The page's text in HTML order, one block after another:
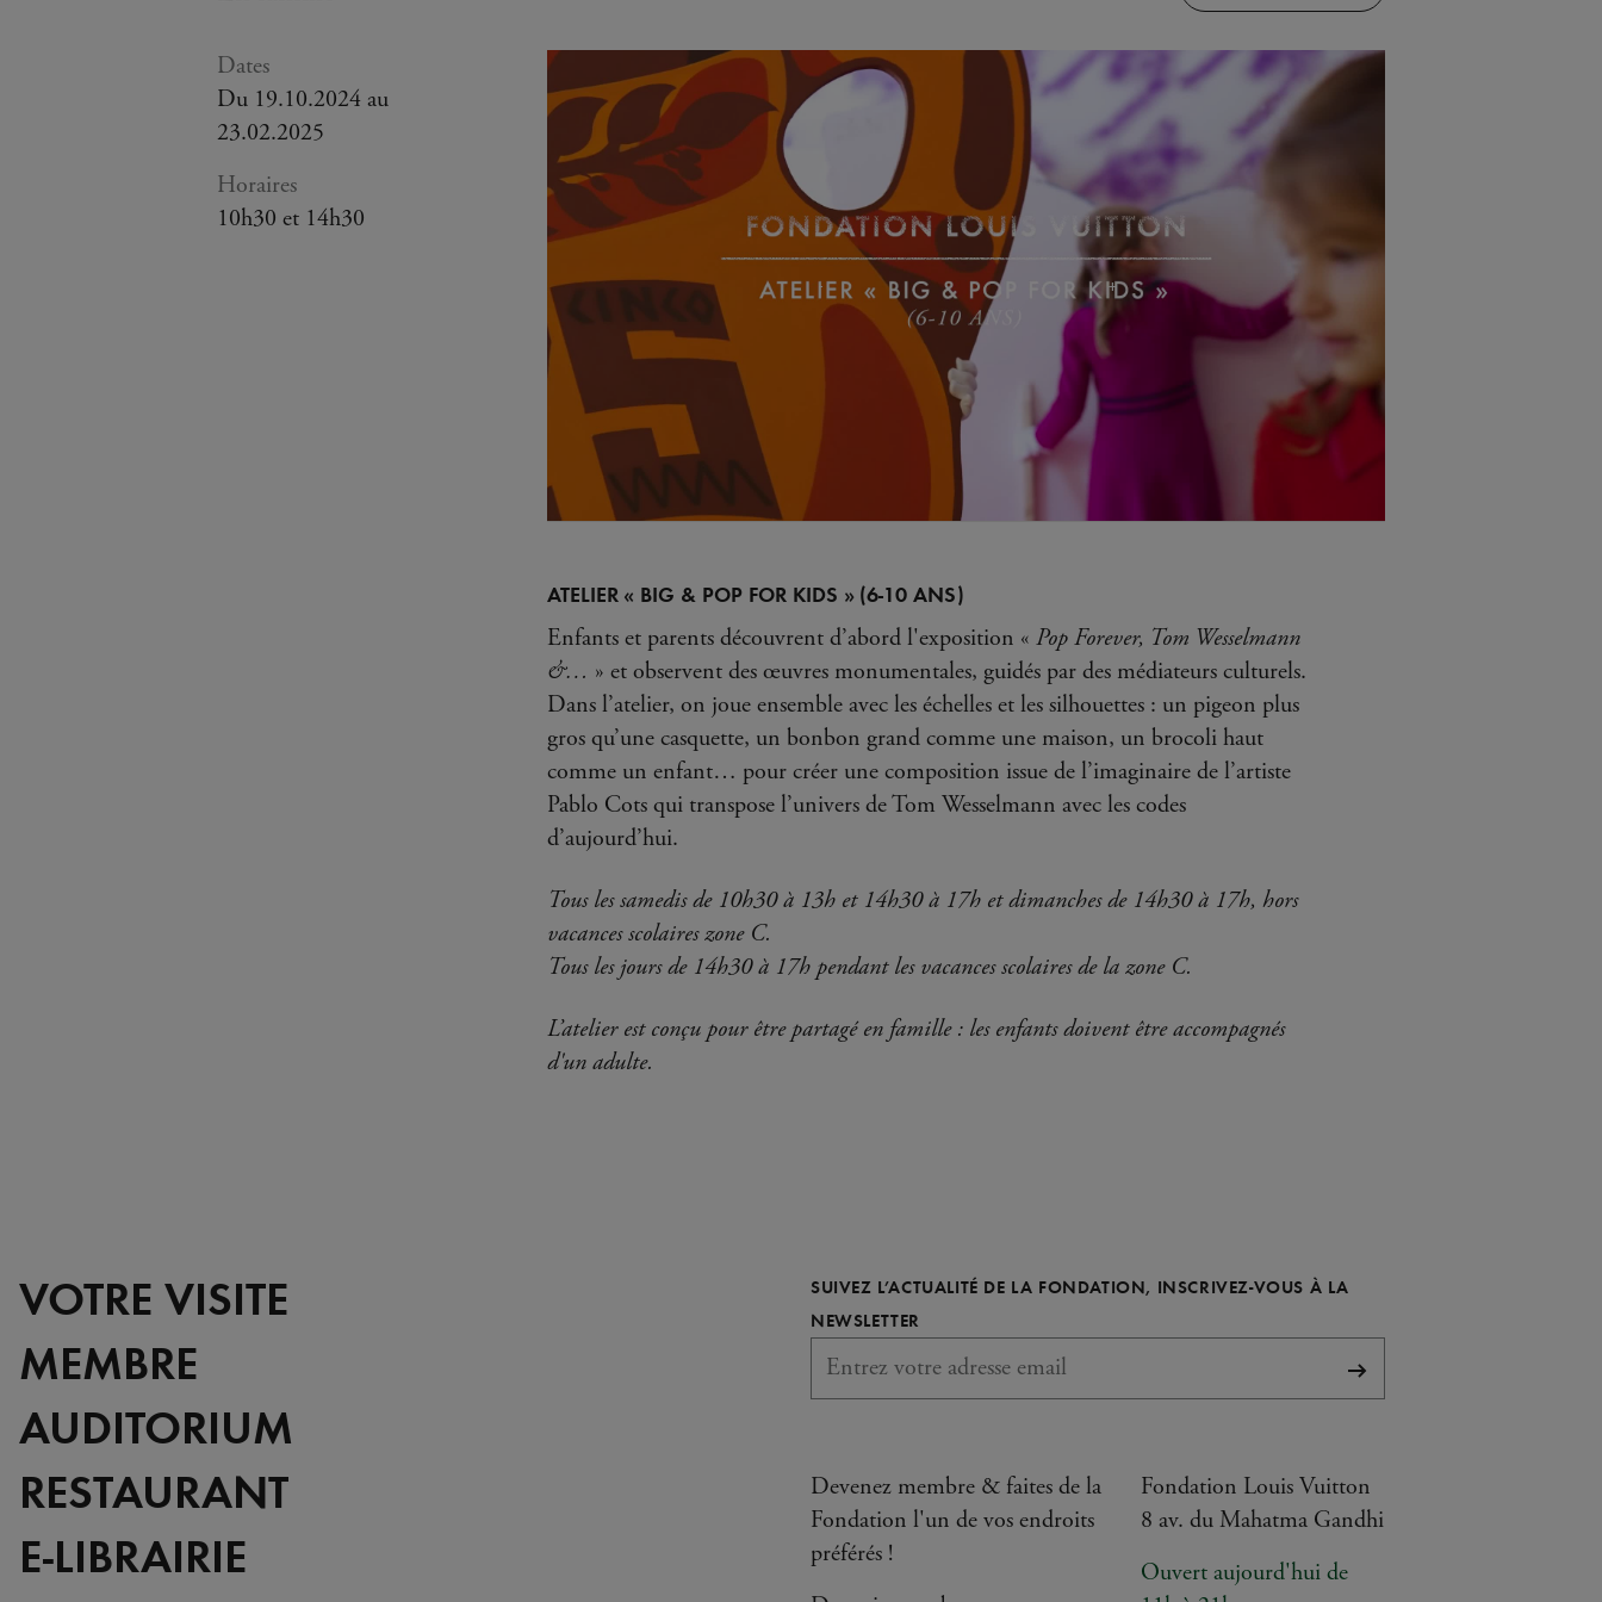
Dates
Du 19.10.2024 au
23.02.2025
Horaires
10h30 et 14h30
ATELIER « BIG & POP FOR KIDS » (6-10 ANS)
Enfants et parents découvrent d’abord l'exposition « Pop Forever, Tom Wesselmann
&… » et observent des œuvres monumentales, guidés par des médiateurs culturels.
Dans l’atelier, on joue ensemble avec les échelles et les silhouettes : un pigeon plus
gros qu’une casquette, un bonbon grand comme une maison, un brocoli haut
comme un enfant… pour créer une composition issue de l’imaginaire de l’artiste
Pablo Cots qui transpose l’univers de Tom Wesselmann avec les codes
d’aujourd’hui.
Tous les samedis de 10h30 à 13h et 14h30 à 17h et dimanches de 14h30 à 17h, hors
vacances scolaires zone C.
Tous les jours de 14h30 à 17h pendant les vacances scolaires de la zone C.
L’atelier est conçu pour être partagé en famille : les enfants doivent être accompagnés
d'un adulte.
VOTRE VISITE
MEMBRE
AUDITORIUM
RESTAURANT
E-LIBRAIRIE
SUIVEZ L’ACTUALITÉ DE LA FONDATION, INSCRIVEZ-VOUS À LA
NEWSLETTER
S'abonner
Devenez membre & faites de la
Fondation l'un de vos endroits
préférés !
Fondation Louis Vuitton
8 av. du Mahatma Gandhi
Ouvert aujourd'hui de